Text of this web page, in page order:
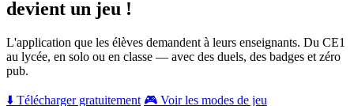
devient un jeu !
L'application que les élèves demandent à leurs enseignants. Du CE1
au lycée, en solo ou en classe — avec des duels, des badges et zéro
pub.
⬇️ Télécharger gratuitement 🎮 Voir les modes de jeu